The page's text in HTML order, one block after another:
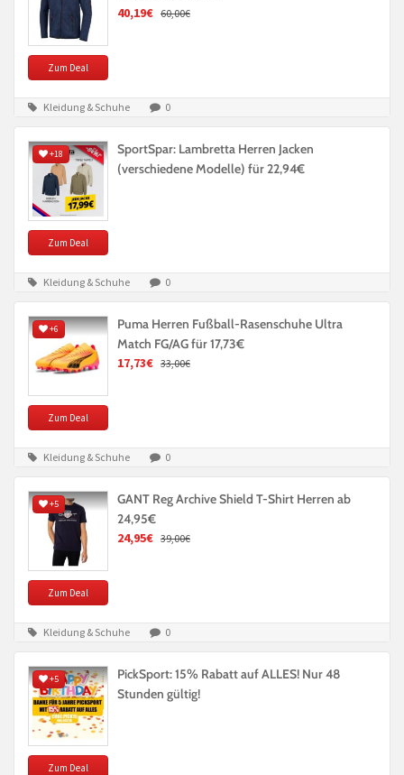
Zum Deal
40,19€ 60,00€
Kleidung & Schuhe 0
+18
Zum Deal
SportSpar: Lambretta Herren Jacken
(verschiedene Modelle) für 22,94€
Kleidung & Schuhe 0
+6
Zum Deal
Puma Herren Fußball-Rasenschuhe Ultra
Match FG/AG für 17,73€
17,73€ 33,00€
Kleidung & Schuhe 0
+5
Zum Deal
GANT Reg Archive Shield T-Shirt Herren ab
24,95€
24,95€ 39,00€
Kleidung & Schuhe 0
+5
Zum Deal
PickSport: 15% Rabatt auf ALLES! Nur 48
Stunden gültig!